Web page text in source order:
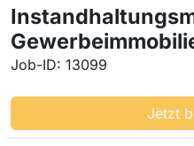
Job-ID: 13099
Jetzt